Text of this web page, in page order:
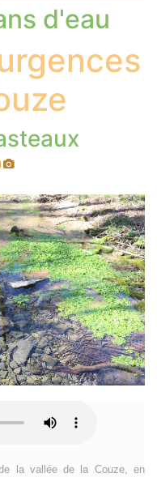
d'eau
la vallée de la Couze, en